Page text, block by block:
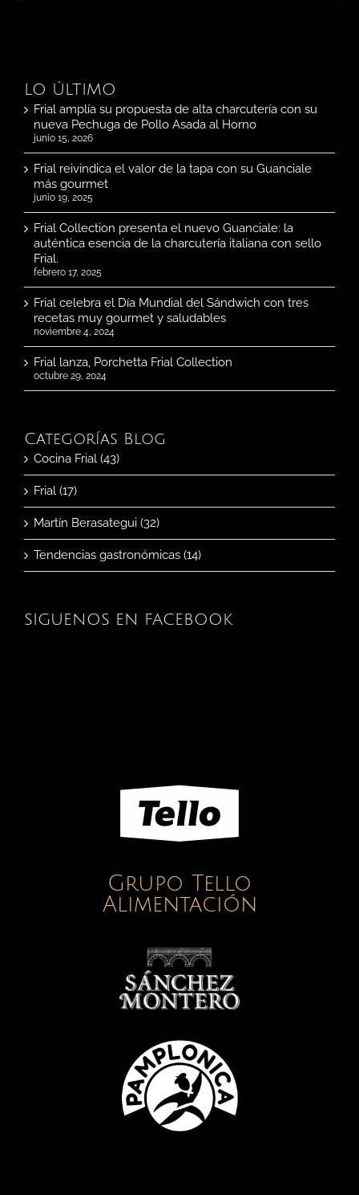
LO ÚLTIMO
Frial amplía su propuesta de alta charcutería con su
nueva Pechuga de Pollo Asada al Horno
junio 15, 2026
Frial reivindica el valor de la tapa con su Guanciale
más gourmet
junio 19, 2025
Frial Collection presenta el nuevo Guanciale: la
auténtica esencia de la charcutería italiana con sello
Frial.
febrero 17, 2025
Frial celebra el Día Mundial del Sándwich con tres
recetas muy gourmet y saludables
noviembre 4, 2024
Frial lanza, Porchetta Frial Collection
octubre 29, 2024
Categorías Blog
Cocina Frial (43)
Frial (17)
Martín Berasategui (32)
Tendencias gastronómicas (14)
SIGUENOS EN FACEBOOK
Grupo Tello
Alimentación